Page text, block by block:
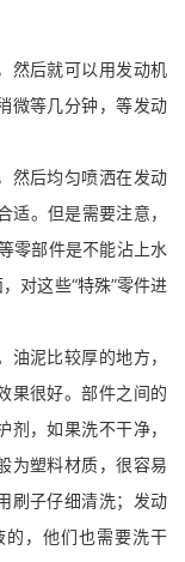
然后就可以用发动机
微等几分钟，等发动
然后均匀喷洒在发动
。但是需要注意，
零部件是不能沾上水
对这些“特殊”零件进
泥比较厚的地方，
果很好。部件之间的
，如果洗不干净，
为塑料材质，很容易
刷子仔细清洗；发动
，他们也需要洗干